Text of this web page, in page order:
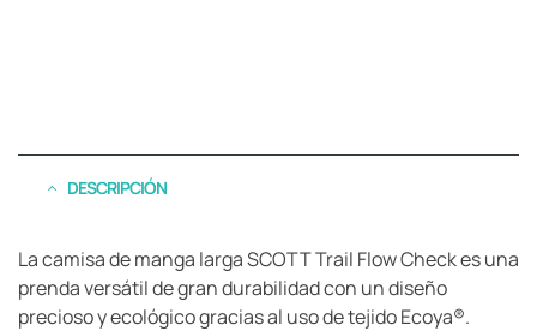
DESCRIPCIÓN
La camisa de manga larga SCOTT Trail Flow Check es una
prenda versátil de gran durabilidad con un diseño
precioso y ecológico gracias al uso de tejido Ecoya®.